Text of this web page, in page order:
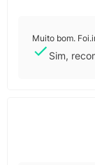
Muito bom.
Sim,